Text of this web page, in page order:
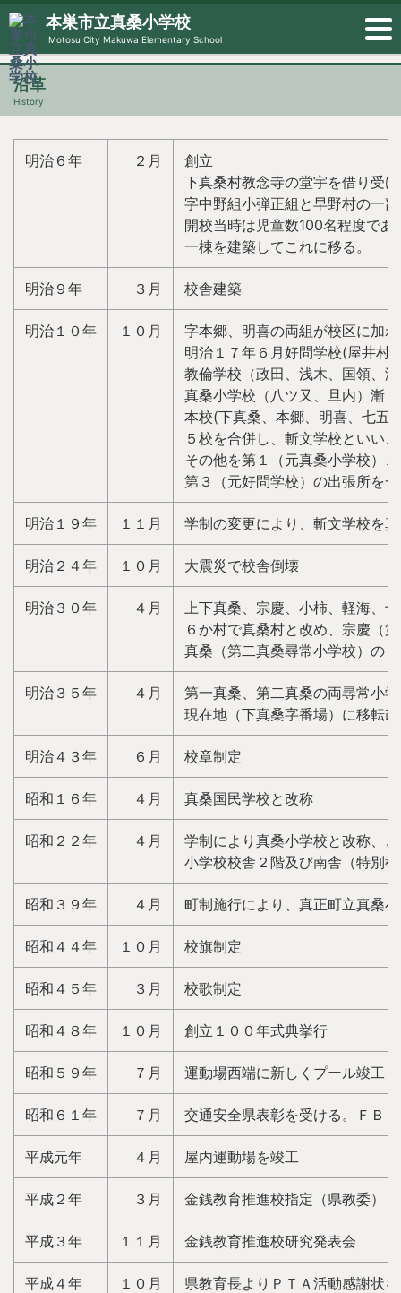
本巣市立真桑小学校
Motosu City Makuwa Elementary School
沿革
History
明治６年 ２月
創立
下真桑村教念寺の堂宇を借り受
字中野組小弾正組と早野村の一
開校当時は児童数100名程度で
一棟を建築してこれに移る。
明治９年 ３月 校舎建築
明治１０年 １０月
字本郷、明喜の両組が校区に加
明治１７年６月好問学校(屋井村
教倫学校（政田、浅木、国領、
真桑小学校（八ツ又、旦内）漸
本校(下真桑、本郷、明喜、七五
５校を合併し、斬文学校といい
その他を第１（元真桑小学校）
第３（元好問学校）の出張所を
明治１９年 １１月 学制の変更により、斬文学校を
明治２４年 １０月 大震災で校舎倒壊
明治３０年 ４月
上下真桑、宗慶、小柿、軽海、
６か村で真桑村と改め、宗慶（
真桑（第二真桑尋常小学校）の
明治３５年 ４月
第一真桑、第二真桑の両尋常小
現在地（下真桑字番場）に移転
明治４３年 ６月 校章制定
昭和１６年 ４月 真桑国民学校と改称
昭和２２年 ４月
学制により真桑小学校と改称、
小学校校舎２階及び南舎（特別
昭和３９年 ４月 町制施行により、真正町立真桑
昭和４４年 １０月 校旗制定
昭和４５年 ３月 校歌制定
昭和４８年 １０月 創立１００年式典挙行
昭和５９年 ７月 運動場西端に新しくプール竣工
昭和６１年 ７月 交通安全県表彰を受ける。ＦＢ
平成元年 ４月 屋内運動場を竣工
平成２年 ３月 金銭教育推進校指定（県教委）
平成３年 １１月 金銭教育推進校研究発表会
平成４年 １０月 県教育長よりＰＴＡ活動感謝状